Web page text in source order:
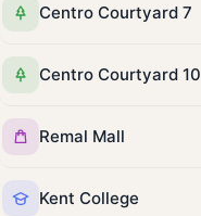
Centro Courtyard 7
Centro Courtyard 10
Remal Mall
Kent College